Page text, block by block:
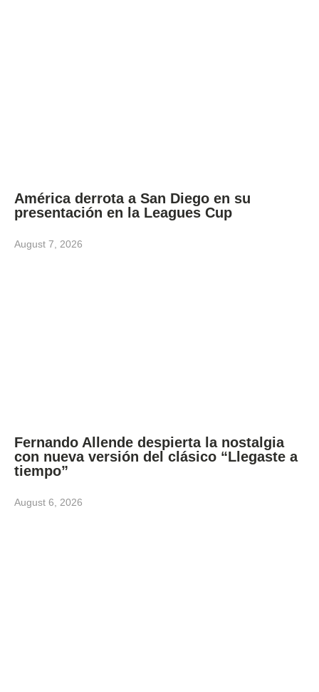
América derrota a San Diego en su
presentación en la Leagues Cup
August 7, 2026
Fernando Allende despierta la nostalgia
con nueva versión del clásico “Llegaste a
tiempo”
August 6, 2026